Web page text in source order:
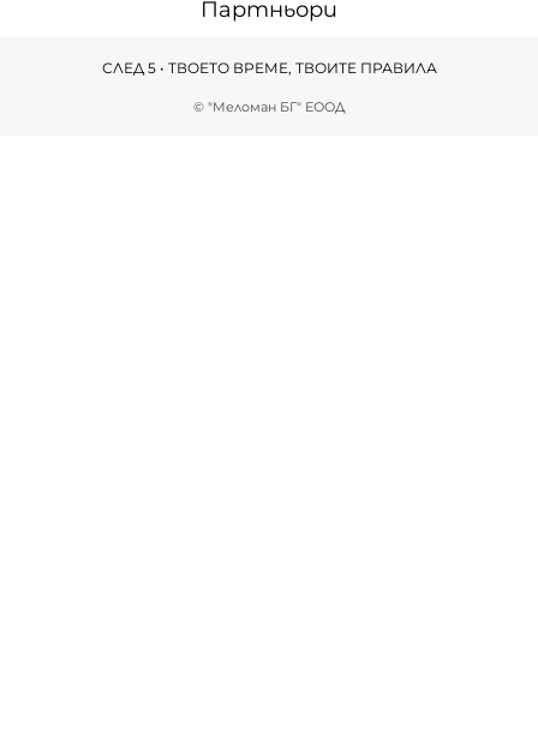
Партньори
© "Меломан БГ" ЕООД
СЛЕД 5 • ТВОЕТО ВРЕМЕ, ТВОИТЕ ПРАВИЛА